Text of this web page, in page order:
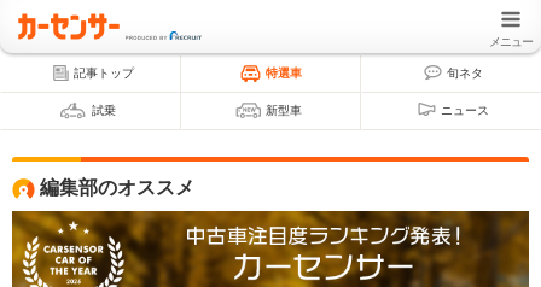
メニュー
記事トップ 特選車 旬ネタ
試乗 新型車 ニュース
編集部のオススメ